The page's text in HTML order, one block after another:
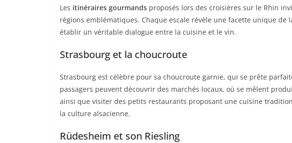
Les itinéraires gourmands proposés lors des croisières sur le Rhin
régions emblématiques. Chaque escale révèle une facette unique de
établir un véritable dialogue entre la cuisine et le vin.
Strasbourg et la choucroute
Strasbourg est célèbre pour sa choucroute garnie, qui se prête
passagers peuvent découvrir des marchés locaux, où se mêlent
ainsi que visiter des petits restaurants proposant une cuisine
la culture alsacienne.
Rüdesheim et son Riesling